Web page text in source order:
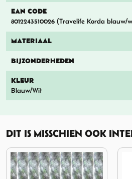
EAN CODE
8012243510026 (Travelife Korda blauw/
MATERIAAL
BIJZONDERHEDEN
KLEUR
Blauw/Wit
DIT IS MISSCHIEN OOK